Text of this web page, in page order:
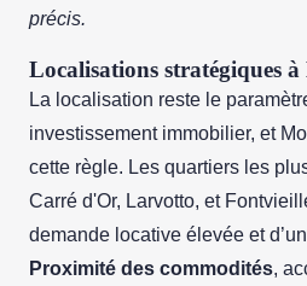
précis.
Localisations stratégiques
La localisation reste le
investissement immobilier, et
cette règle. Les quartiers les
Carré d'Or, Larvotto, et
demande locative élevée et
Proximité des commodités,